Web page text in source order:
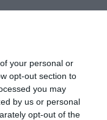
your personal or
opt-out section to
you may
by us or personal
opt-out of the